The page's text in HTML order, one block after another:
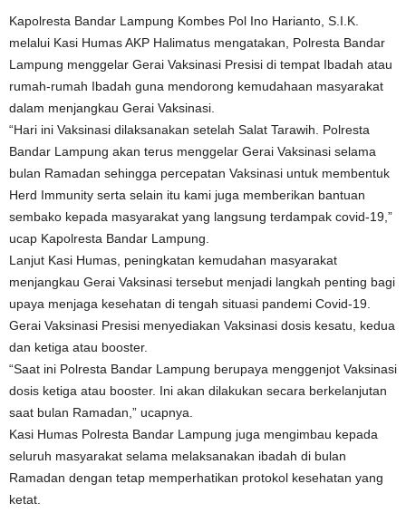
Kapolresta Bandar Lampung Kombes Pol Ino Harianto, S.I.K.
melalui Kasi Humas AKP Halimatus mengatakan, Polresta Bandar
Lampung menggelar Gerai Vaksinasi Presisi di tempat Ibadah atau
rumah-rumah Ibadah guna mendorong kemudahaan masyarakat
dalam menjangkau Gerai Vaksinasi.
“Hari ini Vaksinasi dilaksanakan setelah Salat Tarawih. Polresta
Bandar Lampung akan terus menggelar Gerai Vaksinasi selama
bulan Ramadan sehingga percepatan Vaksinasi untuk membentuk
Herd Immunity serta selain itu kami juga memberikan bantuan
sembako kepada masyarakat yang langsung terdampak covid-19,”
ucap Kapolresta Bandar Lampung.
Lanjut Kasi Humas, peningkatan kemudahan masyarakat
menjangkau Gerai Vaksinasi tersebut menjadi langkah penting bagi
upaya menjaga kesehatan di tengah situasi pandemi Covid-19.
Gerai Vaksinasi Presisi menyediakan Vaksinasi dosis kesatu, kedua
dan ketiga atau booster.
“Saat ini Polresta Bandar Lampung berupaya menggenjot Vaksinasi
dosis ketiga atau booster. Ini akan dilakukan secara berkelanjutan
saat bulan Ramadan,” ucapnya.
Kasi Humas Polresta Bandar Lampung juga mengimbau kepada
seluruh masyarakat selama melaksanakan ibadah di bulan
Ramadan dengan tetap memperhatikan protokol kesehatan yang
ketat.